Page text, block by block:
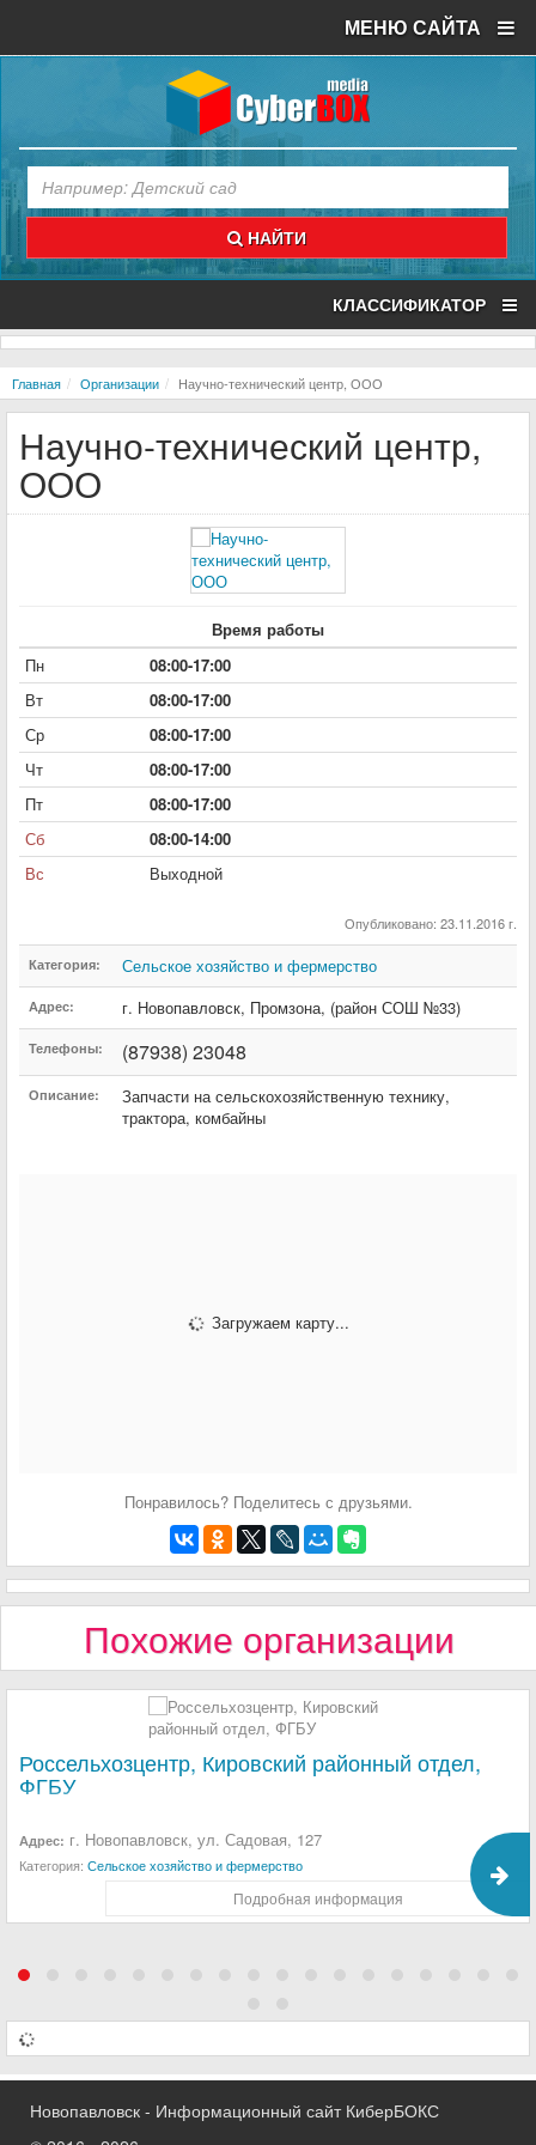
МЕНЮ САЙТА
НАЙТИ
КЛАССИФИКАТОР
Главная Организации Научно-технический центр, ООО
Научно-технический центр,
ООО
Время работы
Пн
08:00-17:00
Вт
08:00-17:00
Ср
08:00-17:00
Чт
08:00-17:00
Пт
08:00-17:00
Сб
08:00-14:00
Вс
Выходной
Опубликовано: 23.11.2016 г.
Категория: Сельское хозяйство и фермерство
Адрес: г. Новопавловск, Промзона, (район СОШ №33)
Телефоны: (87938) 23048
Описание:
Запчасти на сельскохозяйственную технику,
трактора, комбайны
Загружаем карту...
Понравилось? Поделитесь с друзьями.
Похожие организации
Россельхозцентр, Кировский районный отдел,
ФГБУ
Адрес: г. Новопавловск, ул. Садовая, 127
Категория: Сельское хозяйство и фермерство
Подробная информация
Новопавловск - Информационный сайт КиберБОКС